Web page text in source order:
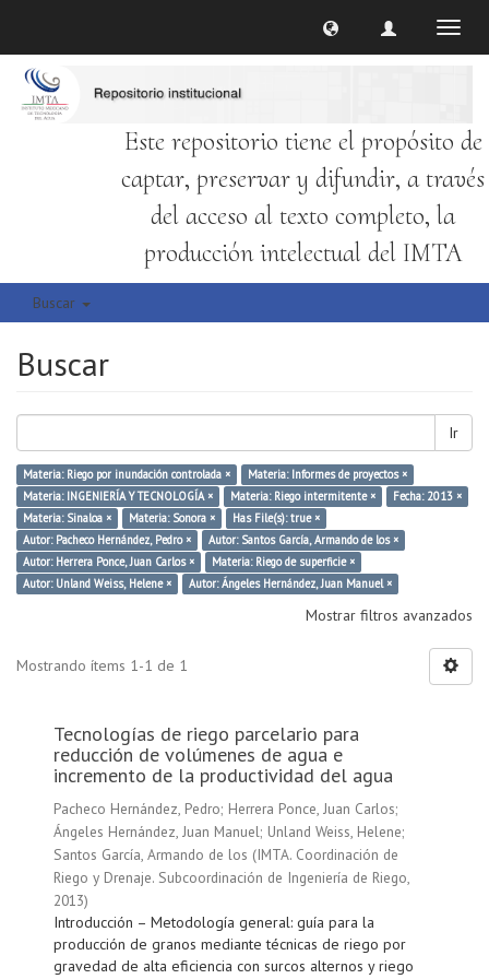
Este repositorio tiene el propósito de
captar, preservar y difundir, a través
del acceso al texto completo, la
producción intelectual del IMTA
Buscar
Buscar
Ir
Materia: Riego por inundación controlada ×
Materia: Informes de proyectos ×
Materia: INGENIERÍA Y TECNOLOGÍA ×
Materia: Riego intermitente ×
Fecha: 2013 ×
Materia: Sinaloa ×
Materia: Sonora ×
Has File(s): true ×
Autor: Pacheco Hernández, Pedro ×
Autor: Santos García, Armando de los ×
Autor: Herrera Ponce, Juan Carlos ×
Materia: Riego de superficie ×
Autor: Unland Weiss, Helene ×
Autor: Ángeles Hernández, Juan Manuel ×
Mostrar filtros avanzados
Mostrando ítems 1-1 de 1
Tecnologías de riego parcelario para
reducción de volúmenes de agua e
incremento de la productividad del agua
Pacheco Hernández, Pedro; Herrera Ponce, Juan Carlos;
Ángeles Hernández, Juan Manuel; Unland Weiss, Helene;
Santos García, Armando de los (IMTA. Coordinación de
Riego y Drenaje. Subcoordinación de Ingeniería de Riego,
2013)
Introducción – Metodología general: guía para la
producción de granos mediante técnicas de riego por
gravedad de alta eficiencia con surcos alternos y riego